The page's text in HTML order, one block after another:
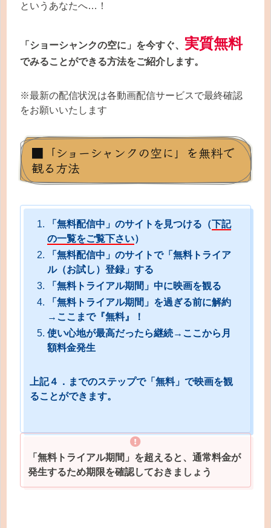
というあなたへ…！
「ショーシャンクの空に」を今すぐ、 実質無料
でみることができる方法をご紹介します。
※最新の配信状況は各動画配信サービスで最終確認
をお願いいたします
■「ショーシャンクの空に」を無料で
観る方法
「無料配信中」のサイトを見つける（下記
の一覧をご覧下さい）
「無料配信中」のサイトで「無料トライア
ル（お試し）登録」する
「無料トライアル期間」中に映画を観る
「無料トライアル期間」を過ぎる前に解約
→ここまで『無料』！
使い心地が最高だったら継続→ここから月
額料金発生
上記４．までのステップで「無料」で映画を観
ることができます。
「無料トライアル期間」を超えると、通常料金が
発生するため期限を確認しておきましょう